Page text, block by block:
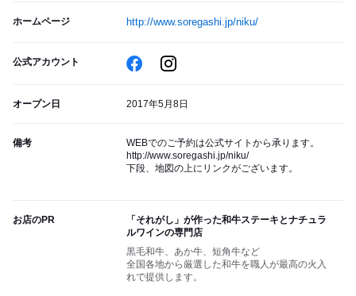
ホームページ http://www.soregashi.jp/niku/
公式アカウント
オープン日 2017年5月8日
備考
WEBでのご予約は公式サイトから承ります。
http://www.soregashi.jp/niku/
下段、地図の上にリンクがございます。
お店のPR
「それがし」が作った和牛ステーキとナチュラ
ルワインの専門店
黒毛和牛、あか牛、短角牛など
全国各地から厳選した和牛を職人が最高の火入
れで提供します。